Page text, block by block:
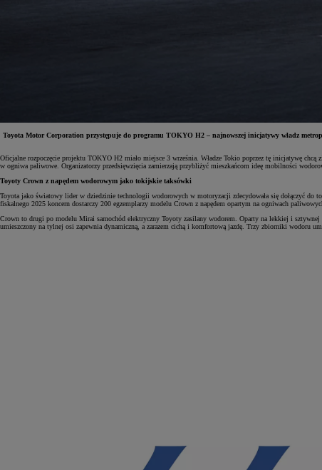
Yaris Cross
HYBRID
Toyota Motor Corporation przystępuje do programu TOKYO H2 – najnowszej inicjatywy władz
Oficjalne rozpoczęcie projektu TOKYO H2 miało miejsce 3 września. Władze Tokio poprzez tę inicjatywę
w ogniwa paliwowe. Organizatorzy przedsięwzięcia zamierzają przybliżyć mieszkańcom ideę mobilności
Toyoty Crown z napędem wodorowym jako tokijskie taksówki
Toyota jako światowy lider w dziedzinie technologii wodorowych w motoryzacji zdecydowała się dołączyć
fiskalnego 2025 koncern dostarczy 200 egzemplarzy modelu Crown z napędem opartym na ogniwach
Crown to drugi po modelu Mirai samochód elektryczny Toyoty zasilany wodorem. Oparty na lekkiej i
umieszczony na tylnej osi zapewnia dynamiczną, a zarazem cichą i komfortową jazdę. Trzy zbiorniki wodoru